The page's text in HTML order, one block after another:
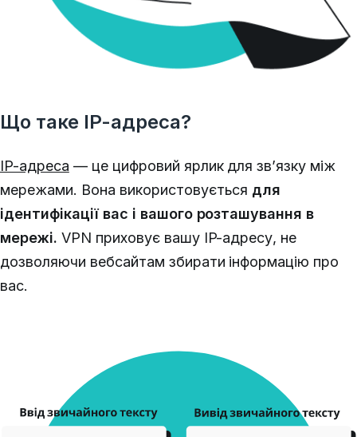
Що таке IP-адреса?
IP-адреса — це цифровий ярлик для зв’язку між
мережами. Вона використовується для
ідентифікації вас і вашого розташування в
мережі. VPN приховує вашу IP-адресу, не
дозволяючи вебсайтам збирати інформацію про
вас.